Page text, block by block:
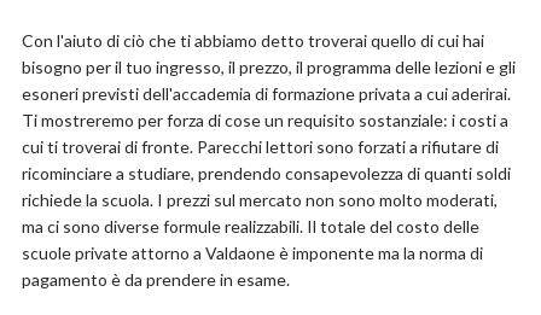
Con l'aiuto di ciò che ti abbiamo detto troverai quello di cui hai
bisogno per il tuo ingresso, il prezzo, il programma delle lezioni e gli
esoneri previsti dell'accademia di formazione privata a cui aderirai.
Ti mostreremo per forza di cose un requisito sostanziale: i costi a
cui ti troverai di fronte. Parecchi lettori sono forzati a rifiutare di
ricominciare a studiare, prendendo consapevolezza di quanti soldi
richiede la scuola. I prezzi sul mercato non sono molto moderati,
ma ci sono diverse formule realizzabili. Il totale del costo delle
scuole private attorno a Valdaone è imponente ma la norma di
pagamento è da prendere in esame.